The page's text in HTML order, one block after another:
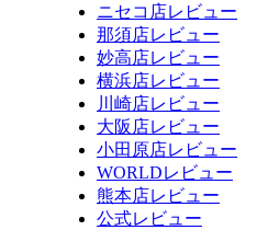
ニセコ店レビュー
那須店レビュー
妙高店レビュー
横浜店レビュー
川崎店レビュー
大阪店レビュー
小田原店レビュー
WORLDレビュー
熊本店レビュー
公式レビュー